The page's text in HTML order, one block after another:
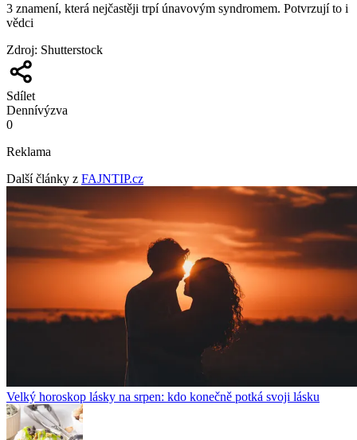
3 znamení, která nejčastěji trpí únavovým syndromem. Potvrzují to i
vědci
Zdroj: Shutterstock
Sdílet
Dennívýzva
0
Reklama
Další články z FAJNTIP.cz
Velký horoskop lásky na srpen: kdo konečně potká svoji lásku